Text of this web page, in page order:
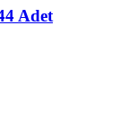
Adet